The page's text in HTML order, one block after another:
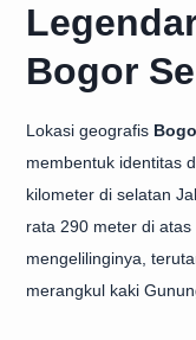
Bogor
Lokasi geografis
membentuk identitas
kilometer di selatan
rata 290 meter di
mengelilinginya,
merangkul kaki